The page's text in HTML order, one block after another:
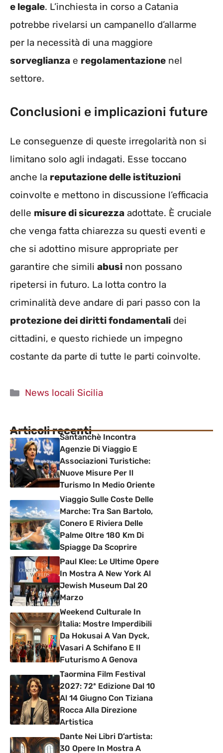
e legale. L’inchiesta in corso a Catania
potrebbe rivelarsi un campanello d’allarme
per la necessità di una maggiore
sorveglianza e regolamentazione nel
settore.
Conclusioni e implicazioni future
Le conseguenze di queste irregolarità non si
limitano solo agli indagati. Esse toccano
anche la reputazione delle istituzioni
coinvolte e mettono in discussione l’efficacia
delle misure di sicurezza adottate. È cruciale
che venga fatta chiarezza su questi eventi e
che si adottino misure appropriate per
garantire che simili abusi non possano
ripetersi in futuro. La lotta contro la
criminalità deve andare di pari passo con la
protezione dei diritti fondamentali dei
cittadini, e questo richiede un impegno
costante da parte di tutte le parti coinvolte.
Categorie
News locali Sicilia
Articoli recentiSantanchè Incontra
Agenzie Di Viaggio E
Associazioni Turistiche:
Nuove Misure Per Il
Turismo In Medio Oriente
Viaggio Sulle Coste Delle
Marche: Tra San Bartolo,
Conero E Riviera Delle
Palme Oltre 180 Km Di
Spiagge Da Scoprire
Paul Klee: Le Ultime Opere
In Mostra A New York Al
Jewish Museum Dal 20
Marzo
Weekend Culturale In
Italia: Mostre Imperdibili
Da Hokusai A Van Dyck,
Vasari A Schifano E Il
Futurismo A Genova
Taormina Film Festival
2027: 72ª Edizione Dal 10
Al 14 Giugno Con Tiziana
Rocca Alla Direzione
Artistica
Dante Nei Libri D’artista:
30 Opere In Mostra A